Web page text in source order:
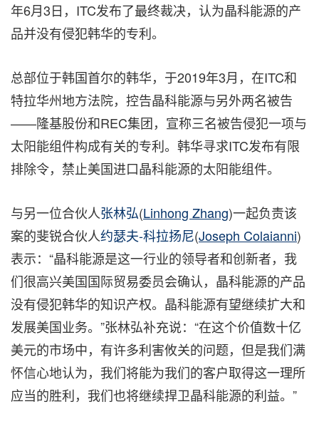
年6月3日，ITC发布了最终裁决，认为晶科能源的产
品并没有侵犯韩华的专利。
总部位于韩国首尔的韩华，于2019年3月，在ITC和
特拉华州地方法院，控告晶科能源与另外两名被告
——隆基股份和REC集团，宣称三名被告侵犯一项与
太阳能组件构成有关的专利。韩华寻求ITC发布有限
排除令，禁止美国进口晶科能源的太阳能组件。
与另一位合伙人张林弘(Linhong Zhang)一起负责该
案的斐锐合伙人约瑟夫-科拉扬尼(Joseph Colaianni)
表示：“晶科能源是这一行业的领导者和创新者，我
们很高兴美国国际贸易委员会确认，晶科能源的产品
没有侵犯韩华的知识产权。晶科能源有望继续扩大和
发展美国业务。”张林弘补充说：“在这个价值数十亿
美元的市场中，有许多利害攸关的问题，但是我们满
怀信心地认为，我们将能为我们的客户取得这一理所
应当的胜利，我们也将继续捍卫晶科能源的利益。”